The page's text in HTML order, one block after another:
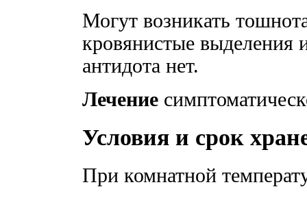
Могут возникать
кровянистые выделения
антидота нет.
Лечение
Условия и срок
При комнатной